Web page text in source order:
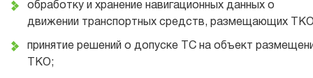
обработку и хранение навигационных данных о
движении транспортных средств, размещающих
принятие решений о допуске ТС на объект
ТКО;